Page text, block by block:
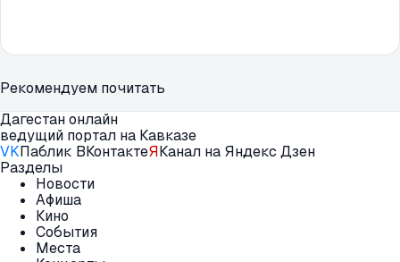
Рекомендуем почитать
Дагестан онлайн
ведущий портал на Кавказе
VKПаблик ВКонтактеЯКанал на Яндекс Дзен
Разделы
Новости
Афиша
Кино
События
Места